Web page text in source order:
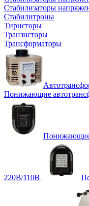
Стабилизаторы
Стабилитроны
Тиристоры
Транзисторы
Трансформаторы
Понижающие
220В/110В